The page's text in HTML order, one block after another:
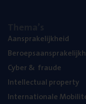
Aan­spra­ke­lijk­heid
Cyber& fraude
Intel­lec­tu­al property
Inter­na­ti­o­na­le